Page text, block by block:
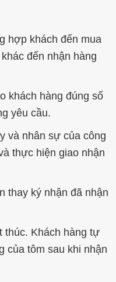
hợp khách đến mua
đến nhận hàng
khách hàng đúng số
yêu cầu.
và nhân sự của công
thực hiện giao nhận
thay ký nhận đã nhận
thúc. Khách hàng tự
của tôm sau khi nhận